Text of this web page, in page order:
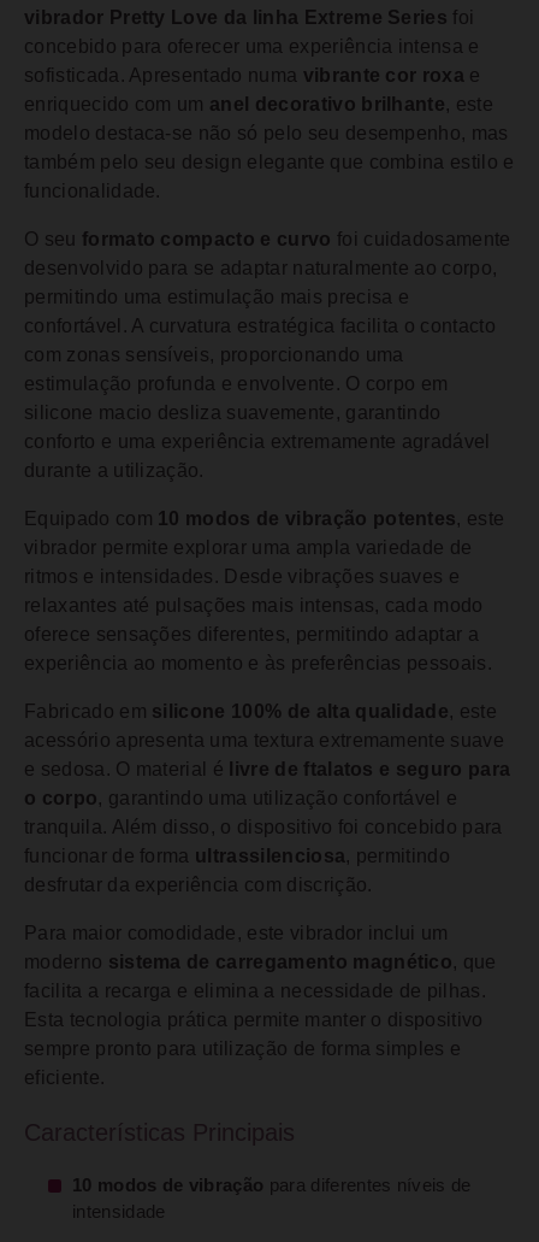
vibrador Pretty Love da linha Extreme Series foi
concebido para oferecer uma experiência intensa e
sofisticada. Apresentado numa vibrante cor roxa e
enriquecido com um anel decorativo brilhante, este
modelo destaca-se não só pelo seu desempenho, mas
também pelo seu design elegante que combina estilo e
funcionalidade.
O seu formato compacto e curvo foi cuidadosamente
desenvolvido para se adaptar naturalmente ao corpo,
permitindo uma estimulação mais precisa e
confortável. A curvatura estratégica facilita o contacto
com zonas sensíveis, proporcionando uma
estimulação profunda e envolvente. O corpo em
silicone macio desliza suavemente, garantindo
conforto e uma experiência extremamente agradável
durante a utilização.
Equipado com 10 modos de vibração potentes, este
vibrador permite explorar uma ampla variedade de
ritmos e intensidades. Desde vibrações suaves e
relaxantes até pulsações mais intensas, cada modo
oferece sensações diferentes, permitindo adaptar a
experiência ao momento e às preferências pessoais.
Fabricado em silicone 100% de alta qualidade, este
acessório apresenta uma textura extremamente suave
e sedosa. O material é
livre de ftalatos e seguro para
o corpo, garantindo uma utilização confortável e
tranquila. Além disso, o dispositivo foi concebido para
funcionar de forma ultrassilenciosa, permitindo
desfrutar da experiência com discrição.
Para maior comodidade, este vibrador inclui um
moderno sistema de carregamento magnético, que
facilita a recarga e elimina a necessidade de pilhas.
Esta tecnologia prática permite manter o dispositivo
sempre pronto para utilização de forma simples e
eficiente.
Características Principais
10 modos de vibração para diferentes níveis de
intensidade